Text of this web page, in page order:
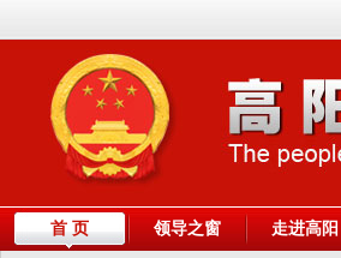
首 页 领导之窗 走进高阳